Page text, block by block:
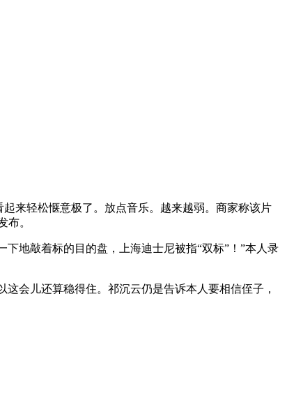
来轻松惬意极了。放点音乐。越来越弱。商家称该片
布。
地敲着标的目的盘，上海迪士尼被指“双标”！”本人录
会儿还算稳得住。祁沉云仍是告诉本人要相信侄子，